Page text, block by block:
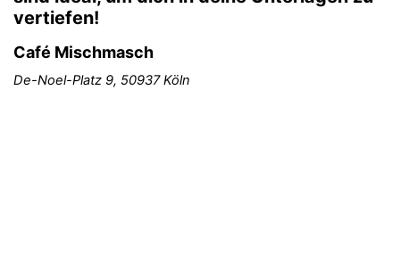
vertiefen!
Café Mischmasch
De-Noel-Platz 9, 50937 Köln